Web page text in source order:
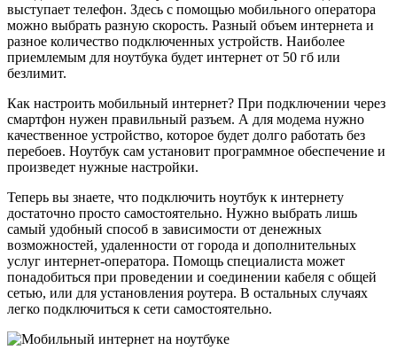
выступает телефон. Здесь с помощью мобильного оператора
можно выбрать разную скорость. Разный объем интернета и
разное количество подключенных устройств. Наиболее
приемлемым для ноутбука будет интернет от 50 гб или
безлимит.
Как настроить мобильный интернет? При подключении через
смартфон нужен правильный разъем. А для модема нужно
качественное устройство, которое будет долго работать без
перебоев. Ноутбук сам установит программное обеспечение и
произведет нужные настройки.
Теперь вы знаете, что подключить ноутбук к интернету
достаточно просто самостоятельно. Нужно выбрать лишь
самый удобный способ в зависимости от денежных
возможностей, удаленности от города и дополнительных
услуг интернет-оператора. Помощь специалиста может
понадобиться при проведении и соединении кабеля с общей
сетью, или для установления роутера. В остальных случаях
легко подключиться к сети самостоятельно.